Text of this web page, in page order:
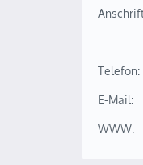
Telefon:
E-Mail:
WWW: